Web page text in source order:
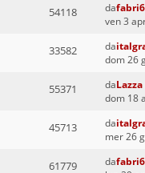
54118 da
ven 3
33582 da
dom 26
55371 daLazza
dom 18
45713 da
mer 26
61779 da